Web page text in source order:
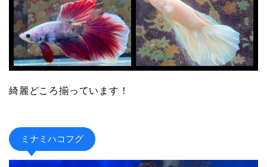
綺麗どころ揃っています！
ミナミハコフグ